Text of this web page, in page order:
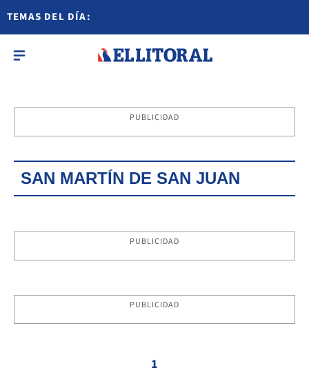
TEMAS DEL DÍA:
PUBLICIDAD
SAN MARTÍN DE SAN JUAN
PUBLICIDAD
PUBLICIDAD
1